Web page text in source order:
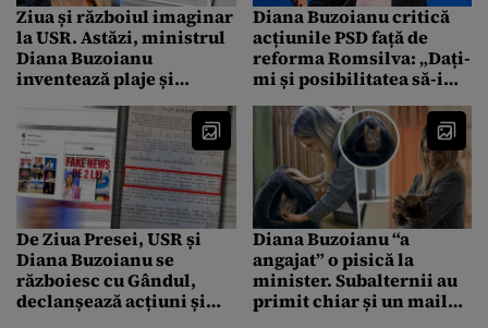
Ziua și războiul imaginar
la USR. Astăzi, ministrul
Diana Buzoianu
inventează plaje și
inexistente
Diana Buzoianu critică
acțiunile PSD față de
reforma Romsilva: „Dați-
mi și posibilitatea să-i
dintre ei zboară mâine”
De Ziua Presei, USR și
Diana Buzoianu se
războiesc cu Gândul,
declanșează acțiuni și
Diana Buzoianu “a
angajat” o pisică la
minister. Subalternii au
primit chiar și un mail